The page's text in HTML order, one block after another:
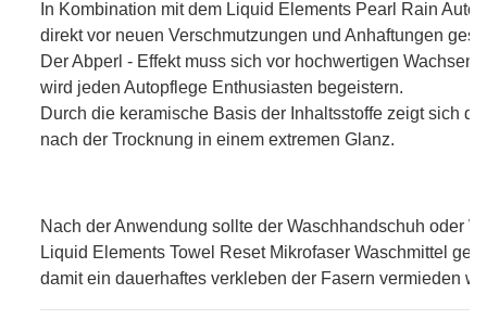
In Kombination mit dem Liquid Elements Pearl Rain
direkt vor neuen Verschmutzungen und Anhaftungen
Der Abperl - Effekt muss sich vor hochwertigen
wird jeden Autopflege Enthusiasten begeistern.
Durch die keramische Basis der Inhaltsstoffe zeigt sich
nach der Trocknung in einem extremen Glanz.
Nach der Anwendung sollte der Waschhandschuh oder
Liquid Elements Towel Reset Mikrofaser Waschmittel
damit ein dauerhaftes verkleben der Fasern vermieden